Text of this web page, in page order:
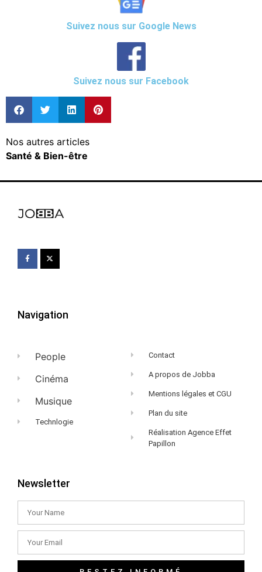
Suivez nous sur Google News
Suivez nous sur Facebook
Nos autres articles
Santé & Bien-être
Navigation
People
Cinéma
Musique
Technlogie
Contact
A propos de Jobba
Mentions légales et CGU
Plan du site
Réalisation Agence Effet
Papillon
Newsletter